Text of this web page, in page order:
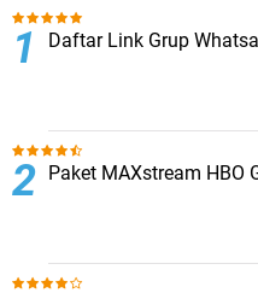
Daftar Link Grup
Paket MAXstream HBO